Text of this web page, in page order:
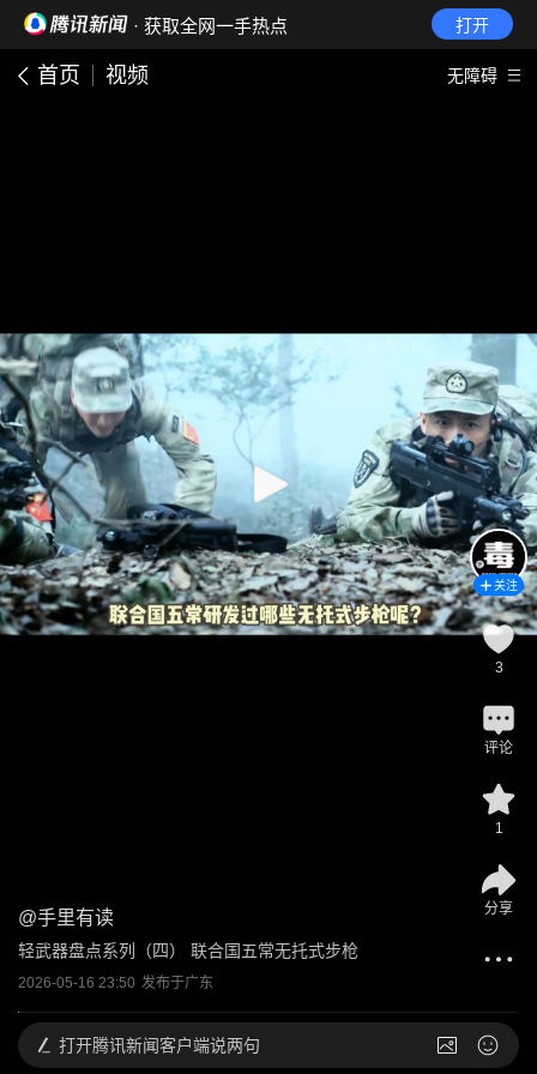
· 获取全网一手热点 打开
首页 视频 无障碍
@手里有读
轻武器盘点系列（四） 联合国五常无托式步枪
2026-05-16 23:50 发布于广东
关注
3
评论
1
分享
打开腾讯新闻客户端说两句